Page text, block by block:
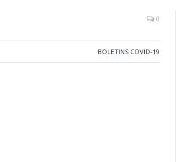
0
BOLETINS COVID-19